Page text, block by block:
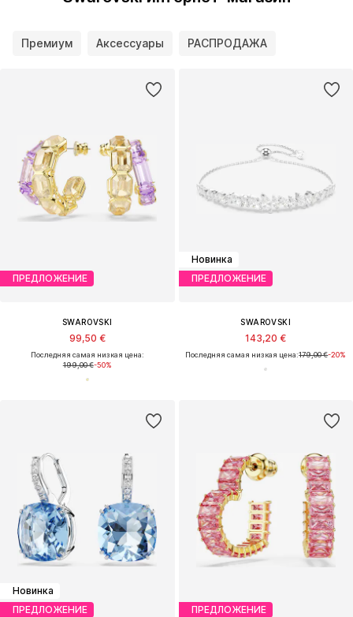
Премиум Аксессуары РАСПРОДАЖА
ПРЕДЛОЖЕНИЕ
SWAROVSKI
99,50 €
Последняя самая низкая цена:
199,00 €-50%
Новинка
ПРЕДЛОЖЕНИЕ
SWAROVSKI
143,20 €
Последняя самая низкая цена:179,00 €-20%
Новинка
ПРЕДЛОЖЕНИЕ
ПРЕДЛОЖЕНИЕ